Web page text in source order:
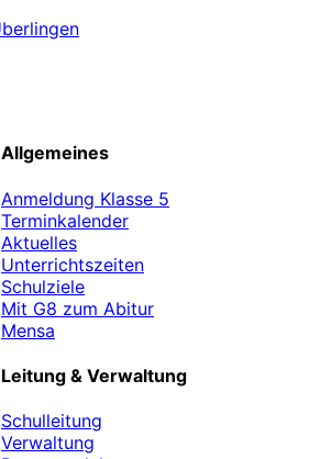
Allgemeines
Anmeldung Klasse 5
Terminkalender
Aktuelles
Unterrichtszeiten
Schulziele
Mit G8 zum Abitur
Mensa
Leitung & Verwaltung
Schulleitung
Verwaltung